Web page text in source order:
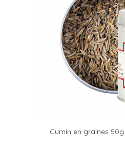
Cumin en graines